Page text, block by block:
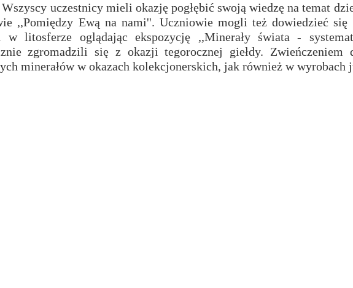
uczestnicy mieli okazję pogłębić swoją wiedzę na temat
,,Pomiędzy Ewą na nami''. Uczniowie mogli też dowiedzieć się
w litosferze oglądając ekspozycję ,,Minerały świata -
zgromadzili się z okazji tegorocznej giełdy. Zwieńczeniem
minerałów w okazach kolekcjonerskich, jak również w wyrobach